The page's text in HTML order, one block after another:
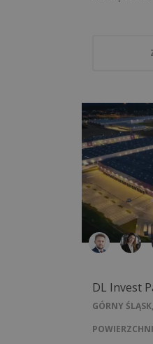
DL Invest
GÓRNY